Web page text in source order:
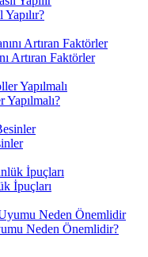
Artıran Faktörler
İpuçları
Neden Önemlidir?